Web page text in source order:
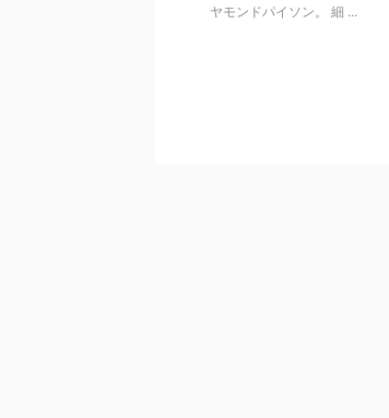
ヤモンドパイソン。 細 ...